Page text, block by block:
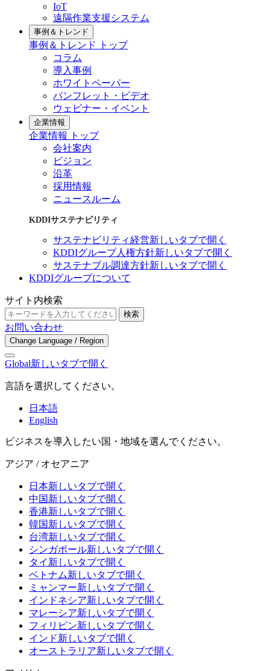
IoT
遠隔作業支援システム
事例＆トレンド
事例＆トレンド トップ
コラム
導入事例
ホワイトペーパー
パンフレット・ビデオ
ウェビナー・イベント
企業情報
企業情報 トップ
会社案内
ビジョン
沿革
採用情報
ニュースルーム
KDDIサステナビリティ
サステナビリティ経営新しいタブで開く
KDDIグループ人権方針新しいタブで開く
サステナブル調達方針新しいタブで開く
KDDIグループについて
サイト内検索
検索
お問い合わせ
Change Language / Region
Global新しいタブで開く
言語を選択してください。
日本語
English
ビジネスを導入したい国・地域を選んでください。
アジア / オセアニア
日本新しいタブで開く
中国新しいタブで開く
香港新しいタブで開く
韓国新しいタブで開く
台湾新しいタブで開く
シンガポール新しいタブで開く
タイ 新しいタブで開く
ベトナム新しいタブで開く
ミャンマー新しいタブで開く
インドネシア新しいタブで開く
マレーシア新しいタブで開く
フィリピン新しいタブで開く
インド新しいタブで開く
オーストラリア新しいタブで開く